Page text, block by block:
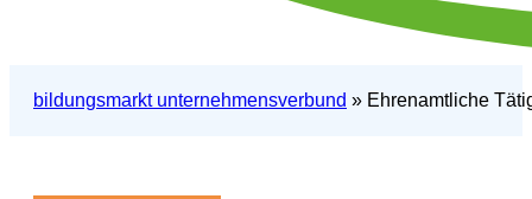
bildungsmarkt unternehmensverbund » Ehrenamtliche